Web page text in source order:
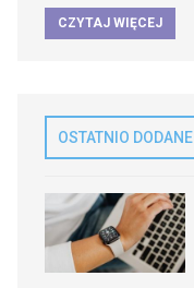
CZYTAJ WIĘCEJ
OSTATNIO DODANE